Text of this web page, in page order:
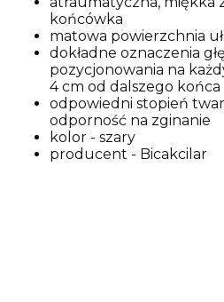
końcówka
matowa powierzchnia
dokładne oznaczenia
pozycjonowania na
4 cm od dalszego końca
odpowiedni stopień
odporność na zginanie
kolor - szary
producent - Bicakcilar